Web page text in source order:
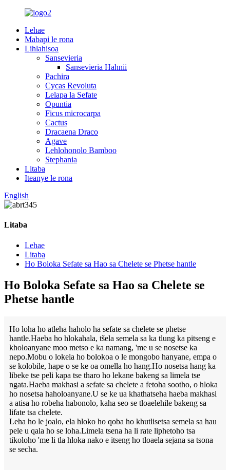
Lehae
Mabapi le rona
Lihlahisoa
Sansevieria
Sansevieria Hahnii
Pachira
Cycas Revoluta
Lelapa la Sefate
Opuntia
Ficus microcarpa
Cactus
Dracaena Draco
Agave
Lehlohonolo Bamboo
Stephania
Litaba
Iteanye le rona
English
Litaba
Lehae
Litaba
Ho Boloka Sefate sa Hao sa Chelete se Phetse hantle
Ho Boloka Sefate sa Hao sa Chelete se
Phetse hantle
Ho loha ho atleha haholo ha sefate sa chelete se phetse
hantle.Haeba ho hlokahala, tšela semela sa ka tlung ka pitseng e
kholoanyane moo metso e ka namang, 'me u se nosetse ka
nepo.Mobu o lokela ho bolokoa o le mongobo hanyane, empa o
se kolobile, hape o se ke oa omella ho hang.Ho nosetsa hang ka
libeke tse peli kapa tse tharo ho lekane bakeng sa limela tse
ngata.Haeba makhasi a sefate sa chelete a fetoha sootho, o hloka
ho nosetsa haholoanyane.U se ke ua khathatseha haeba makhasi
a atisa ho robeha habonolo, kaha seo se tloaelehile bakeng sa
lifate tsa chelete.
Leha ho le joalo, ela hloko ho qoba ho khutlisetsa semela sa hau
pele u qala ho se loha.Limela tsena ha li rate liphetoho tsa
tikoloho 'me li tla hloka nako e itseng ho tloaela sejana sa tsona
se secha.